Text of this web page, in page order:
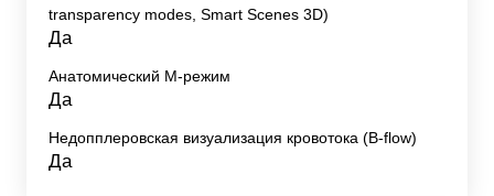
transparency modes, Smart Scenes 3D)
Да
Анатомический М-режим
Да
Недопплеровская визуализация кровотока (B-flow)
Да